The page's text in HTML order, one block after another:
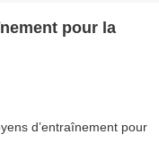
pour la